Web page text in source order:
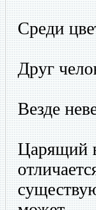
Среди
Друг
Везде
Царящий